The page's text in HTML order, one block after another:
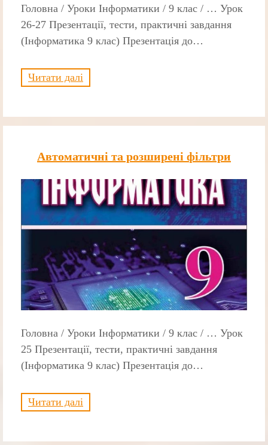
Головна / Уроки Інформатики / 9 клас / … Урок
26-27 Презентації, тести, практичні завдання
(Інформатика 9 клас) Презентація до…
Читати далі
Автоматичні та розширені фільтри
Головна / Уроки Інформатики / 9 клас / … Урок
25 Презентації, тести, практичні завдання
(Інформатика 9 клас) Презентація до…
Читати далі